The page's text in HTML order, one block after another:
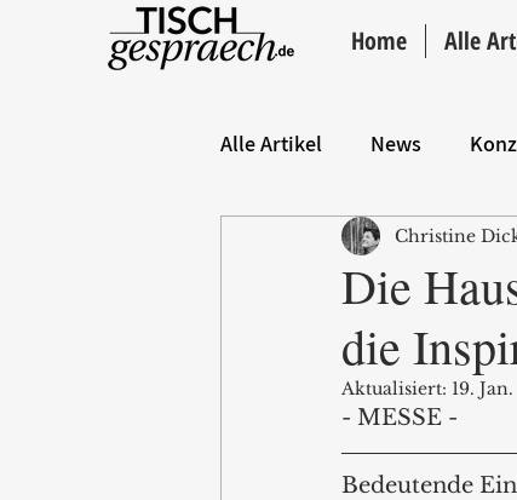
Home Alle
Alle Artikel News
Hintergrund ANZEIGE
Die
die
Christine
Aktualisiert: 19. Jan.
- MESSE -
Bedeutende